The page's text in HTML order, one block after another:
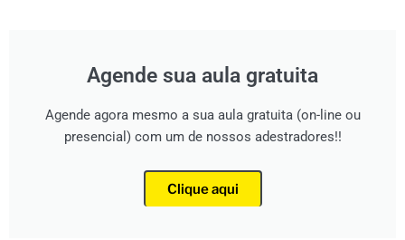
Agende sua aula gratuita
Agende agora mesmo a sua aula gratuita (on-line ou
presencial) com um de nossos adestradores!!
Clique aqui